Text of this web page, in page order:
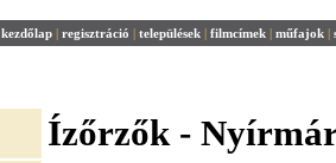
kezdőlap | regisztráció | települések | filmcímek | műfajok |
Ízőrzők -